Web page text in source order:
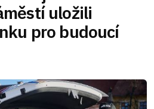
uložili
pro budoucí